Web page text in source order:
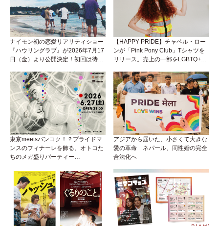
ナイモン初の恋愛リアリティショー
『ハウリングラブ』が2026年7月17
日（金）より公開決定！初回は待望
【HAPPY PRIDE】チャペル・ロー
ンが「Pink Pony Club」Tシャツを
リリース。売上の一部をLGBTQ+＆
ジェクトへ寄付
東京meetsバンコク！？プライドマ
ンスのフィナーレを飾る、オトコた
ちのメガ盛りパーティー
来！
アジアから届いた、小さくて大きな
愛の革命 ネパール、同性婚の完全
合法化へ